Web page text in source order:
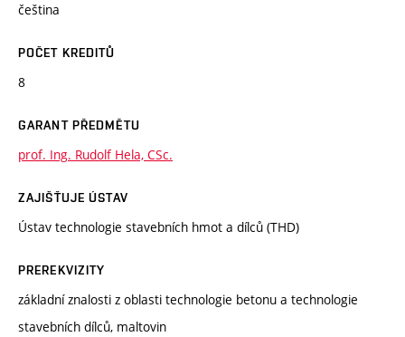
čeština
POČET KREDITŮ
8
GARANT PŘEDMĚTU
prof. Ing. Rudolf Hela, CSc.
ZAJIŠŤUJE ÚSTAV
Ústav technologie stavebních hmot a dílců (THD)
PREREKVIZITY
základní znalosti z oblasti technologie betonu a technologie
stavebních dílců, maltovin